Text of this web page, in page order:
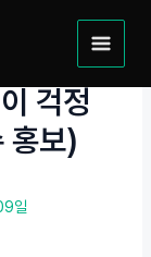
MAIN
걱정
홍보)
일